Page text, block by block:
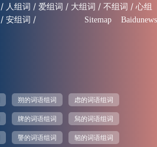
/ 人组词 / 爱组词 / 大组词 / 不组词 / 心组
/ 安组词 / Sitemap Baidunews
朔的词语组词 虑的词语组词
牌的词语组词 舃的词语组词
讋的词语组词 轺的词语组词